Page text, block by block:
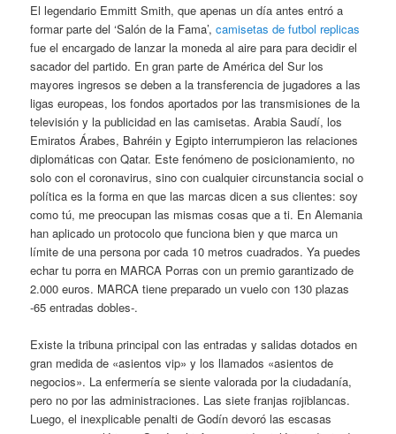
El legendario Emmitt Smith, que apenas un día antes entró a
formar parte del ‘Salón de la Fama’,camisetas de futbol replicas
fue el encargado de lanzar la moneda al aire para para decidir el
sacador del partido. En gran parte de América del Sur los
mayores ingresos se deben a la transferencia de jugadores a las
ligas europeas, los fondos aportados por las transmisiones de la
televisión y la publicidad en las camisetas. Arabia Saudí, los
Emiratos Árabes, Bahréin y Egipto interrumpieron las relaciones
diplomáticas con Qatar. Este fenómeno de posicionamiento, no
solo con el coronavirus, sino con cualquier circunstancia social o
política es la forma en que las marcas dicen a sus clientes: soy
como tú, me preocupan las mismas cosas que a ti. En Alemania
han aplicado un protocolo que funciona bien y que marca un
límite de una persona por cada 10 metros cuadrados. Ya puedes
echar tu porra en MARCA Porras con un premio garantizado de
2.000 euros. MARCA tiene preparado un vuelo con 130 plazas
-65 entradas dobles-.
Existe la tribuna principal con las entradas y salidas dotados en
gran medida de «asientos vip» y los llamados «asientos de
negocios». La enfermería se siente valorada por la ciudadanía,
pero no por las administraciones. Las siete franjas rojiblancas.
Luego, el inexplicable penalti de Godín devoró las escasas